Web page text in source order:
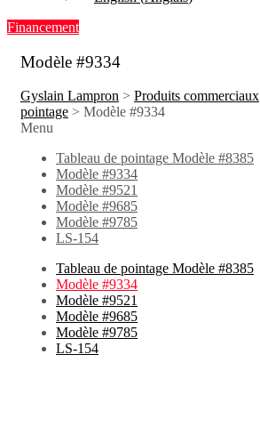
Financement
Modèle #9334
Gyslain Lampron > Produits commerciaux
pointage > Modèle #9334
Menu
Tableau de pointage Modèle #8385
Modèle #9334
Modèle #9521
Modèle #9685
Modèle #9785
LS-154
Tableau de pointage Modèle #8385
Modèle #9334
Modèle #9521
Modèle #9685
Modèle #9785
LS-154